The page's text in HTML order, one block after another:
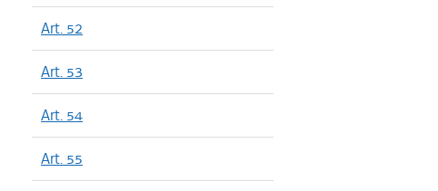
Art. 52
Art. 53
Art. 54
Art. 55